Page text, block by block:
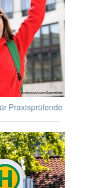
Praxisprüfende